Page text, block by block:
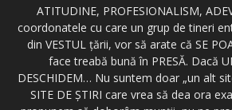
ATITUDINE, PROFESIONALISM,
coordonatele cu care un grup de tineri
din VESTUL ţării, vor să arate că SE
face treabă bună în PRESĂ. Dacă
DESCHIDEM… Nu suntem doar „un alt
SITE DE ŞTIRI care vrea să dea ora